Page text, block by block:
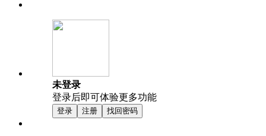
未登录
登录后即可体验更多功能
登录 注册 找回密码